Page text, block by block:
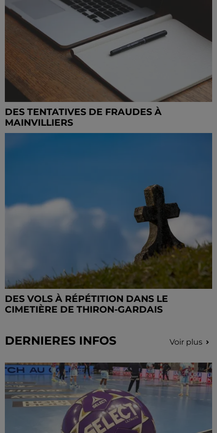
DES TENTATIVES DE FRAUDES À
MAINVILLIERS
DES VOLS À RÉPÉTITION DANS LE
CIMETIÈRE DE THIRON-GARDAIS
DERNIERES INFOS Voir plus